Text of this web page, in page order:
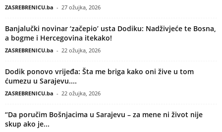
ZASREBRENICU.ba - 27 ožujka, 2026
Banjalučki novinar ‘začepio’ usta Dodiku: Nadživjeće te Bosna,
a bogme i Hercegovina itekako!
ZASREBRENICU.ba - 22 ožujka, 2026
Dodik ponovo vrijeđa: Šta me briga kako oni žive u tom
ćumezu u Sarajevu....
ZASREBRENICU.ba - 22 ožujka, 2026
“Da poručim Bošnjacima u Sarajevu – za mene ni život nije
skup ako je...